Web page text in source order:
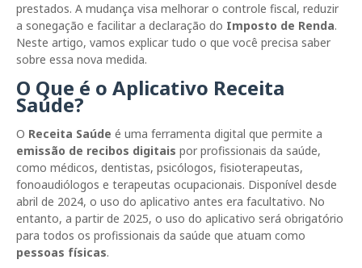
prestados. A mudança visa melhorar o controle fiscal, reduzir
a sonegação e facilitar a declaração do Imposto de Renda.
Neste artigo, vamos explicar tudo o que você precisa saber
sobre essa nova medida.
O Que é o Aplicativo Receita
Saúde?
O Receita Saúde é uma ferramenta digital que permite a
emissão de recibos digitais por profissionais da saúde,
como médicos, dentistas, psicólogos, fisioterapeutas,
fonoaudiólogos e terapeutas ocupacionais. Disponível desde
abril de 2024, o uso do aplicativo antes era facultativo. No
entanto, a partir de 2025, o uso do aplicativo será obrigatório
para todos os profissionais da saúde que atuam como
pessoas físicas.